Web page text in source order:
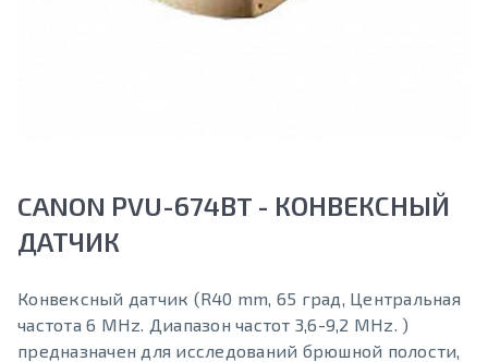
CANON PVU-674BT - КОНВЕКСНЫЙ
ДАТЧИК
Конвексный датчик (R40 mm, 65 град, Центральная
частота 6 MHz. Диапазон частот 3,6-9,2 MHz. )
предназначен для исследований брюшной полости,